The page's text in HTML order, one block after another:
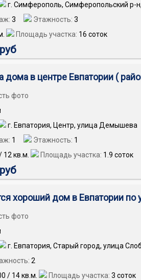
г. Симферополь, Симферопольский р-
3 Этажность: 3
Площадь участка: 16 соток
дома в центре Евпатории (
фото
г. Евпатория, Центр, улица Демышева
1 Этажность: 1
12 кв.м. Площадь участка: 1.9 соток
хороший дом в Евпатории по
фото
г. Евпатория, Старый город, улица
2
/ 14кв.м. Площадь участка: 3 соток